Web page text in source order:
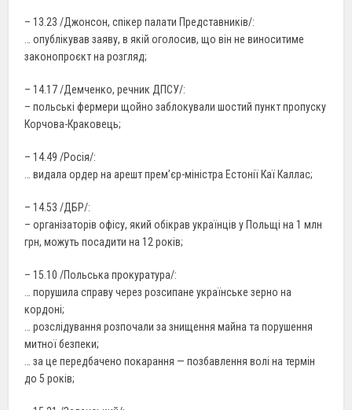
– 13.23 /Джонсон, спікер палати Представників/:
… опублікував заяву, в якій оголосив, що він не виноситиме
законопроєкт на розгляд;
– 14.17 /Демченко, речник ДПСУ/:
– польські фермери щойно заблокували шостий пункт пропуску
Корчова-Краковець;
– 14.49 /Росія/:
… видала ордер на арешт прем’єр-міністра Естонії Каї Каллас;
– 14.53 /ДБР/:
– організаторів офісу, який обікрав українців у Польщі на 1 млн
грн, можуть посадити на 12 років;
– 15.10 /Польська прокуратура/:
… порушила справу через розсипане українське зерно на
кордоні;
… розслідування розпочали за знищення майна та порушення
митної безпеки;
… за це передбачено покарання — позбавлення волі на термін
до 5 років;